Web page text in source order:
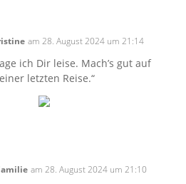
am 28. August 2024 um 21:14
ich Dir leise. Mach’s gut auf
letzten Reise.“
am 28. August 2024 um 21:10